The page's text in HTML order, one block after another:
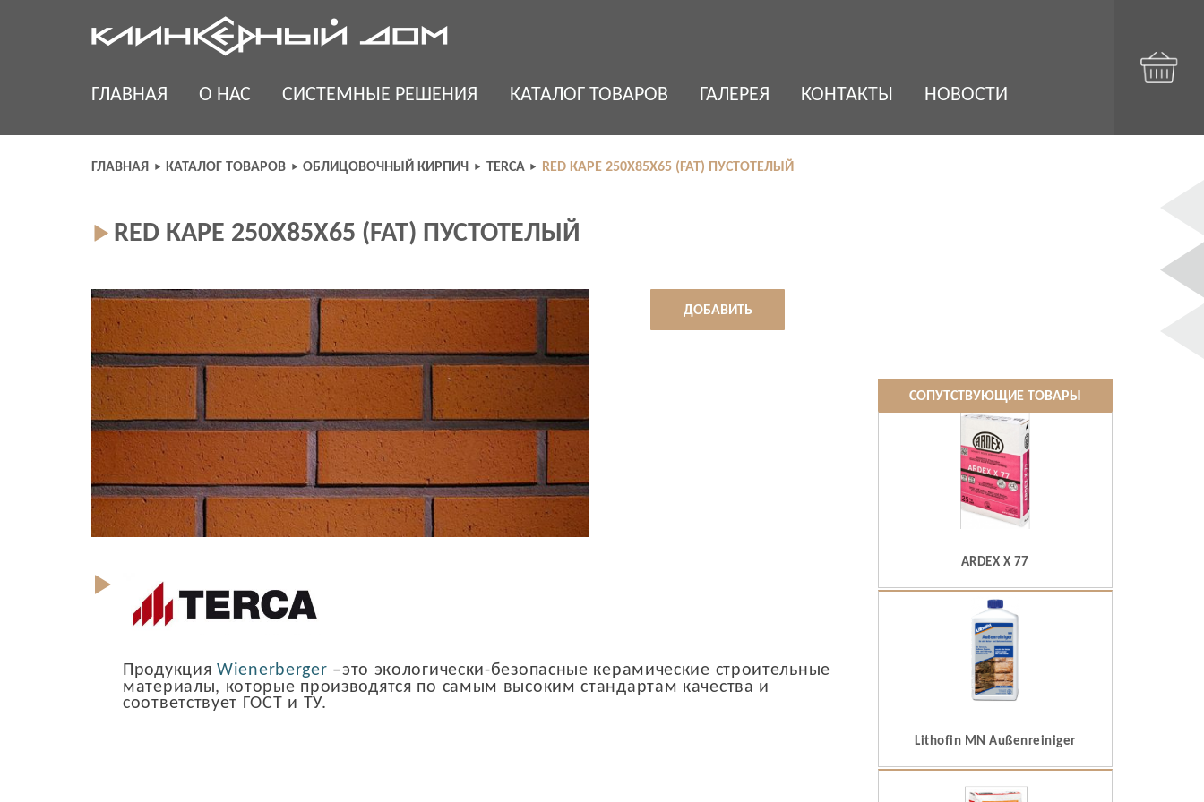
ГЛАВНАЯ О НАС СИСТЕМНЫЕ РЕШЕНИЯ КАТАЛОГ ТОВАРОВ ГАЛЕРЕЯ КОНТАКТЫ НОВОСТИ
ГЛАВНАЯ КАТАЛОГ ТОВАРОВ ОБЛИЦОВОЧНЫЙ КИРПИЧ TERCA RED КАРЕ 250X85X65 (FAT) ПУСТОТЕЛЫЙ
RED КАРЕ 250X85X65 (FAT) ПУСТОТЕЛЫЙ
ДОБАВИТЬ
Продукция Wienerberger –это экологически-безопасные керамические строительные
материалы, которые производятся по самым высоким стандартам качества и
соответствует ГОСТ и ТУ.
СОПУТСТВУЮЩИЕ ТОВАРЫ
ARDEX X 77
Lithofin MN Außenreiniger